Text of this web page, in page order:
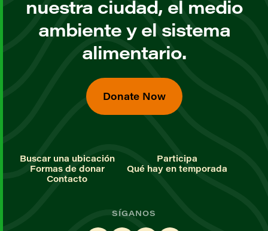
nuestra ciudad, el medio
ambiente y el sistema
alimentario.
Donate Now
Buscar una ubicación
Participa
Formas de donar
Qué hay en temporada
Contacto
SÍGANOS